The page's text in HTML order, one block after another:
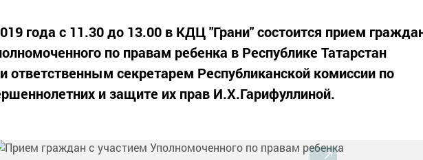
года с 11.30 до 13.00 в КДЦ "Грани" состоится прием
по правам ребенка в Республике Татарстан
ответственным секретарем Республиканской комиссии по
и защите их прав И.Х.Гарифуллиной.